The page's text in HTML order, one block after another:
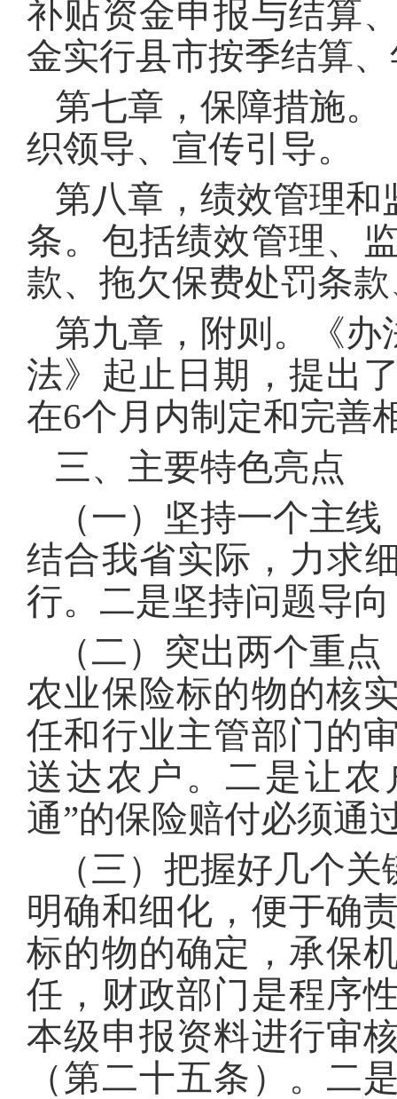
补贴资金申报与结算
金实行县市按季结算
第七章，保障措施
织领导、宣传引导。
第八章，绩效管理
条。包括绩效管理、
款、拖欠保费处罚条
第九章，附则。《
法》起止日期，提出
在6个月内制定和完善
三、主要特色亮点
（一）坚持一个主
结合我省实际，力求
行。二是坚持问题导
（二）突出两个重
农业保险标的物的核
任和行业主管部门的
送达农户。二是让
通”的保险赔付必须通
（三）把握好几个
明确和细化，便于确
标的物的确定，承保
任，财政部门是程序
本级申报资料进行审
（第二十五条）。二